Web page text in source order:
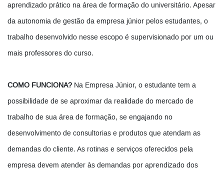
aprendizado prático na área de formação do universitário. Apesar
da autonomia de gestão da empresa júnior pelos estudantes, o
trabalho desenvolvido nesse escopo é supervisionado por um ou
mais professores do curso.
COMO FUNCIONA? Na Empresa Júnior, o estudante tem a
possibilidade de se aproximar da realidade do mercado de
trabalho de sua área de formação, se engajando no
desenvolvimento de consultorias e produtos que atendam as
demandas do cliente. As rotinas e serviços oferecidos pela
empresa devem atender às demandas por aprendizado dos